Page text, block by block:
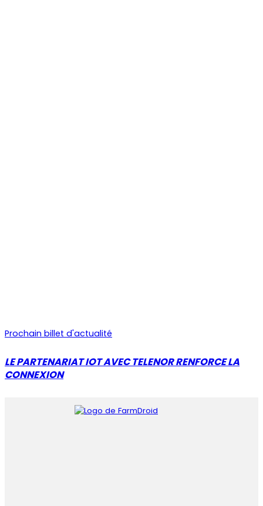
Prochain billet d'actualité
LE PARTENARIAT IOT AVEC TELENOR RENFORCE LA
CONNEXION